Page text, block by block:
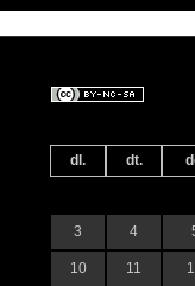
dl. dt.
3 4
10 11